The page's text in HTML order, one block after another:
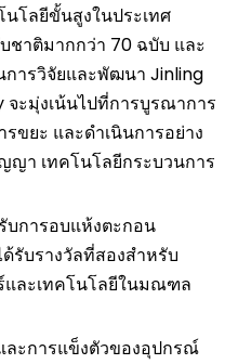
โลยีขั้นสูงในประเทศ
ชาติมากกว่า 70 ฉบับ และ
ารวิจัยและพัฒนา Jinling
ะมุ่งเน้นไปที่การบูรณาการ
ขยะ และดำเนินการอย่าง
า เทคโนโลยีกระบวนการ
การอบแห้งตะกอน
รับรางวัลที่สองสำหรับ
และเทคโนโลยีในมณฑล
ละการแข็งตัวของอุปกรณ์